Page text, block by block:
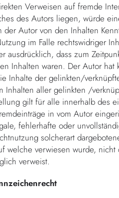
Verweisen auf fremde
des Autors liegen, würde
der Autor von den Inhalten
im Falle rechtswidriger
ausdrücklich, dass zum
Inhalten waren. Der Autor
Inhalte der gelinkten/
Inhalten aller gelinkten /
gilt für alle innerhalb des
in vom Autor
fehlerhafte oder
solcherart
welche verwiesen wurde,
verweist.